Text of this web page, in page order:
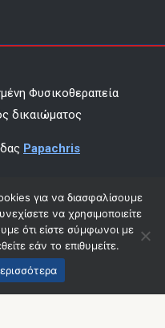
Φυσικοθεραπεία
δικαιώματος
Papachris
για να διασφαλίσουμε
να χρησιμοποιείτε
ότι είστε σύμφωνοι με
εάν το επιθυμείτε.